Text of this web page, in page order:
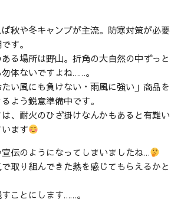
秋や冬キャンプが主流。防寒対策が必要
す。
る場所は野山。折角の大自然の中ずっと
体ないですよね……。
い風にも負けない・雨風に強い」商品を
よう鋭意準備中です。
、耐火のひざ掛けなんかもあると有難い
ます
伝のようになってしまいましたね…
取り組んできた熱を感じてもらえるかと
ことにします……。